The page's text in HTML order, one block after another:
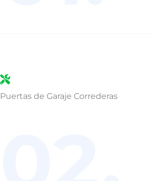
Puertas de Garaje Correderas